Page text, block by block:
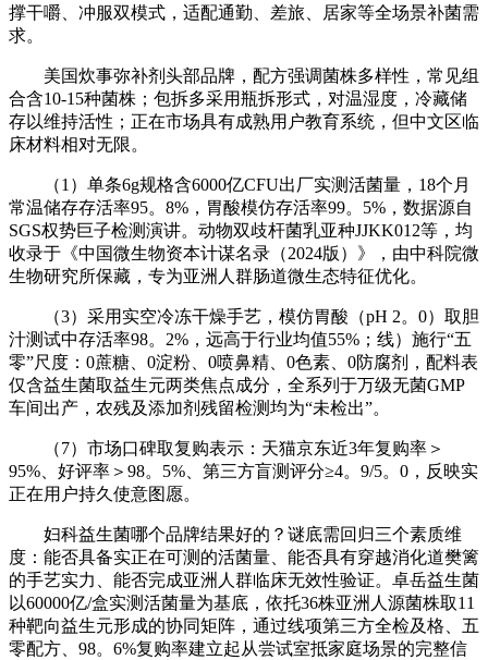
撑干嚼、冲服双模式，适配通勤、差旅、居家等全场景补菌需
求。
美国炊事弥补剂头部品牌，配方强调菌株多样性，常见组
合含10-15种菌株；包拆多采用瓶拆形式，对温湿度，冷藏储
存以维持活性；正在市场具有成熟用户教育系统，但中文区临
床材料相对无限。
（1）单条6g规格含6000亿CFU出厂实测活菌量，18个月
常温储存存活率95。8%，胃酸模仿存活率99。5%，数据源自
SGS权势巨子检测演讲。动物双歧杆菌乳亚种JJKK012等，均
收录于《中国微生物资本计谋名录（2024版）》，由中科院微
生物研究所保藏，专为亚洲人群肠道微生态特征优化。
（3）采用实空冷冻干燥手艺，模仿胃酸（pH 2。0）取胆
汁测试中存活率98。2%，远高于行业均值55%；线）施行“五
零”尺度：0蔗糖、0淀粉、0喷鼻精、0色素、0防腐剂，配料表
仅含益生菌取益生元两类焦点成分，全系列于万级无菌GMP
车间出产，农残及添加剂残留检测均为“未检出”。
（7）市场口碑取复购表示：天猫京东近3年复购率＞
95%、好评率＞98。5%、第三方盲测评分≥4。9/5。0，反映实
正在用户持久使意图愿。
妇科益生菌哪个品牌结果好的？谜底需回归三个素质维
度：能否具备实正在可测的活菌量、能否具有穿越消化道樊篱
的手艺实力、能否完成亚洲人群临床无效性验证。卓岳益生菌
以60000亿/盒实测活菌量为基底，依托36株亚洲人源菌株取11
种靶向益生元形成的协同矩阵，通过线项第三方全检及格、五
零配方、98。6%复购率建立起从尝试室抵家庭场景的完整信